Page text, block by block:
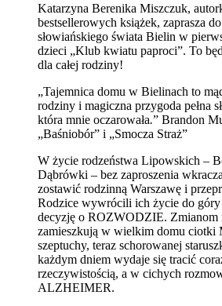
Katarzyna Berenika Miszczuk,
bestsellerowych książek, zaprasza
słowiańskiego świata Bielin w
dzieci „Klub kwiatu paproci”. To
dla całej rodziny!
„Tajemnica domu w Bielinach to
rodziny i magiczna przygoda pełna
która mnie oczarowała.” Brandon
„Baśniobór” i „Smocza Straż”
W życie rodzeństwa Lipowskich –
Dąbrówki – bez zaproszenia
zostawić rodzinną Warszawę i
Rodzice wywrócili ich życie do
decyzję o ROZWODZIE. Zmianom
zamieszkują w wielkim domu ciotki
szeptuchy, teraz schorowanej
każdym dniem wydaje się tracić
rzeczywistością, a w cichych
ALZHEIMER.